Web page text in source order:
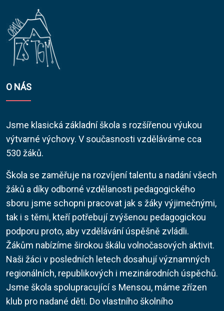
O NÁS
Jsme klasická základní škola s rozšířenou výukou
výtvarné výchovy. V současnosti vzděláváme cca
530 žáků.
Škola se zaměřuje na rozvíjení talentu a nadání všech
žáků a díky odborné vzdělanosti pedagogického
sboru jsme schopni pracovat jak s žáky výjimečnými,
tak i s těmi, kteří potřebují zvýšenou pedagogickou
podporu proto, aby vzdělávání úspěšně zvládli.
Žákům nabízíme širokou škálu volnočasových aktivit.
Naši žáci v posledních letech dosahují významných
regionálních, republikových i mezinárodních úspěchů.
Jsme škola spolupracující s Mensou, máme zřízen
klub pro nadané děti. Do vlastního školního